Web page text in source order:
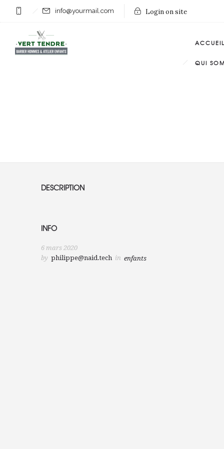
info@yourmail.com Login on site
QUI
DESCRIPTION
INFO
6 mars 2020
by philippe@naid.tech in enfants